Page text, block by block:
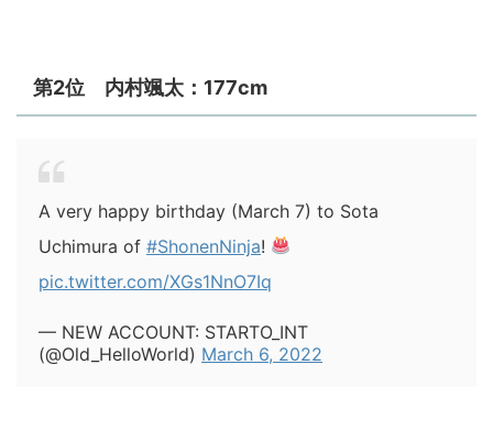
第2位 内村颯太：177cm
A very happy birthday (March 7) to Sota
Uchimura of #ShonenNinja!
pic.twitter.com/XGs1NnO7Iq
— NEW ACCOUNT: STARTO_INT
(@Old_HelloWorld) March 6, 2022